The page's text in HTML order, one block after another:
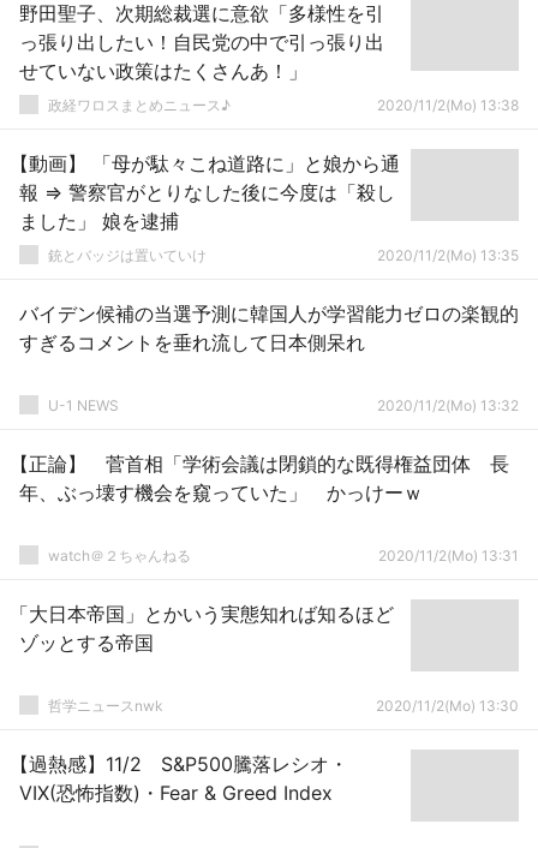
野田聖子、次期総裁選に意欲「多様性を引
っ張り出したい！自民党の中で引っ張り出
せていない政策はたくさんあ！」
政経ワロスまとめニュース♪ 2020/11/2(Mo) 13:38
【動画】 「母が駄々こね道路に」と娘から通
報 ⇒ 警察官がとりなした後に今度は「殺し
ました」 娘を逮捕
銃とバッジは置いていけ 2020/11/2(Mo) 13:35
バイデン候補の当選予測に韓国人が学習能力ゼロの楽観的
すぎるコメントを垂れ流して日本側呆れ
U-1 NEWS 2020/11/2(Mo) 13:32
【正論】 菅首相「学術会議は閉鎖的な既得権益団体 長
年、ぶっ壊す機会を窺っていた」 かっけーｗ
watch＠２ちゃんねる 2020/11/2(Mo) 13:31
「大日本帝国」とかいう実態知れば知るほど
ゾッとする帝国
哲学ニュースnwk 2020/11/2(Mo) 13:30
【過熱感】11/2 S&P500騰落レシオ・
VIX(恐怖指数)・Fear & Greed Index